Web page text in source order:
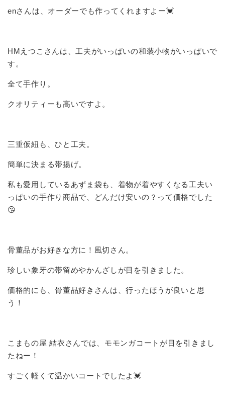
enさんは、オーダーでも作ってくれますよー💓
HMえつこさんは、工夫がいっぱいの和装小物がいっぱいで
す。
全て手作り。
クオリティーも高いですよ。
三重仮紐も、ひと工夫。
簡単に決まる帯揚げ。
私も愛用しているあずま袋も、着物が着やすくなる工夫い
っぱいの手作り商品で、どんだけ安いの？って価格でした
😘
骨董品がお好きな方に！風切さん。
珍しい象牙の帯留めやかんざしが目を引きました。
価格的にも、骨董品好きさんは、行ったほうが良いと思
う！
こまもの屋 結衣さんでは、モモンガコートが目を引きまし
たねー！
すごく軽くて温かいコートでしたよ💓